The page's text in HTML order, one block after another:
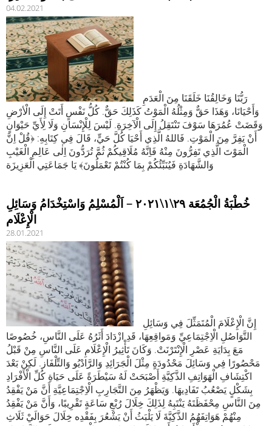
04.02.2021
رَبُّنَا وَخَالِقُنَا خَلَقَنَا مِنَ الْعَدَمِ
وَأَحْيَانَا، وَهَذَا حَقٌّ وَمِثْلُهُ الْمَوْتُ كَذَلِكَ حَقٌّ. كُلُّ نَفْسٍ أَتَتْ إِلَى الْأرْضِ
وَقَضَتْ عُمُرَهَا سَوْفَ تَنْتَقِلُ إِلَى الْآخِرَةِ. لَيْسَ لِلْإِنْسَانِ وَلَا لِأَيِّ حَيْوَانٍ
أَنْ يَفِرَّ مِنَ الْمَوْتِ. فَاللهُ الَّذِي أَحْيَا كُلَّ حَيٍّ، قَالَ فِي كِتَابِهِ: ﴿قُلْ اِنَّ
الْمَوْتَ الَّذِي تَفِرُّونَ مِنْهُ فَاِنَّهُ مُلَاقِيكُمْ ثُمَّ تُرَدُّونَ اِلٰى عَالِمِ الْغَيْبِ
وَالشَّهَادَةِ فَيُنَبِّئُكُمْ بِمَا كُنْتُمْ تَعْمَلُونَ﴾ يَا جَمَاعَتِي الْعَزِيزَة
خُطْبَةُ الْجُمُعَة ٢٩\١\٢٠٢١ – اَلْمُسْلِمُ وَاسْتِخْدَامُ وَسَائِلِ
الْإِعْلَام
28.01.2021
إِنَّ الْإِعْلَامَ الْمُتَمَثِّلَ فِي وَسَائِلِ
التَّوَاصُلِ الْاِجْتِمَاعِيِّ وَمَواقِعِهَا، قَدِ ازْدَادَ أَثَرُهُ عَلَى النَّاسِ، خُصُوصًا
مَعَ بِدَايَةِ عَصْرِ الْإِنْتَرْنَتْ. وَكَانَ تَأْثِيرُ الْإِعْلَامِ عَلَى النَّاسِ مِنْ قَبْلُ
مَحْصُورًا فِي وَسَائِلَ مَحْدُودَةٍ مِثْلَ الْجَرَائِدِ وَالرَّادْيُو وَالتِّلْفَاز. لَكِنْ بَعْدَ
اكْتِشَافِ الْهَوَاتِفِ الذَّكِيَّةِ أَصْبَحَتْ لَهُ سَيْطَرَةً عَلَى حَيَاةِ كُلِّ الْأَفْرَادِ
بِشَكْلٍ يَصْعُبُ تَفَادِيهَا. وَيَظْهَرُ مِنَ التَّجَارِبِ الْاِجْتِمَاعِيَّةِ أَنَّ مَنْ يَفْقِدُ
مِنَ النَّاسِ مِحْفَظَتَهُ يَنْتَبِهُ لِذَلِكَ خِلَالَ رُبْعِ سَاعَةٍ تَقْرِيبًا، وَأَنَّ مَنْ يَفْقِدُ
مِنْهُمْ هَوَاتِفَهُمُ الذَّكِيَّةَ لَا يَلْبَثُ أَنْ يَشْعُرَ بِفَقْدِه خِلَالَ حَوَالَيْ ثَلَاثِ